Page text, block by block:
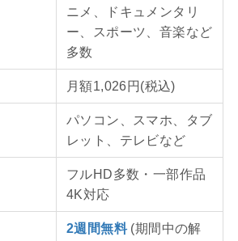
ニメ、ドキュメンタリ
ー、スポーツ、音楽など
多数
月額1,026円(税込)
パソコン、スマホ、タブ
レット、テレビなど
フルHD多数・一部作品
4K対応
2週間無料(期間中の解